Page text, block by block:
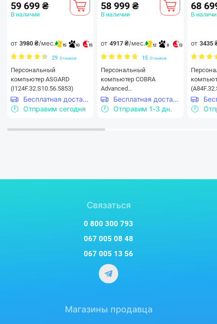
59 699 ₴
В наличии
от 3980 ₴/мес. 15 10 15
29 Отзывов
Персональный
компьютер ASGARD
(I124F.32.S10.56.5853)
Бесплатная доставка
Отправим сегодня
58 999 ₴
В наличии
от 4917 ₴/мес. 12 8 12
15 Отзывов
Персональный
компьютер COBRA
Advanced
(A84F.32.S10.56.20400)
Бесплатная доставка
Отправим 1-3 дн.
68
В
от 3435
Связаться
0 800 300 793
067 005 08 48
067 005 13 56
Магазины продавца